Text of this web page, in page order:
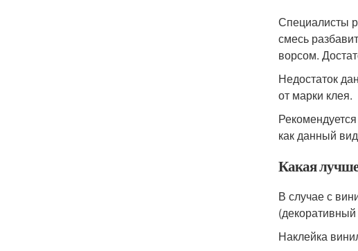
Специалисты
смесь
ворсом.
Недостаток
от марки клея.
как данный
Какая
В случае с
(декоративный
Наклейка